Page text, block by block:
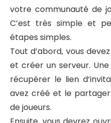
votre communauté de
C’est très simple et
étapes simples.
Tout d’abord, vous
et créer un serveur.
récupérer le lien
avez créé et le
de joueurs.